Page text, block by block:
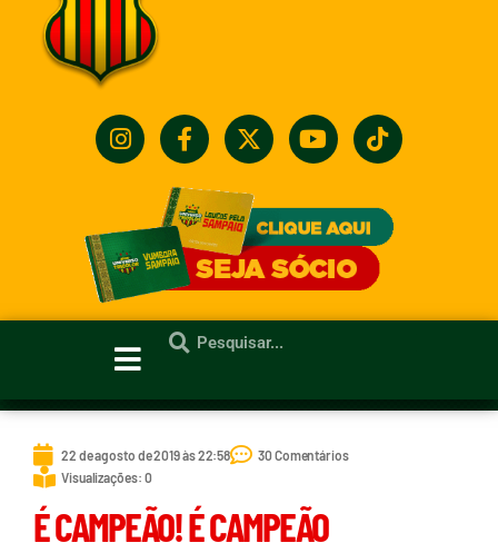
22 de agosto de 2019 às 22:58
30 Comentários
Visualizações: 0
É CAMPEÃO! É CAMPEÃO